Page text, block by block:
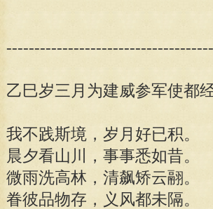
乙巳岁三月为建威参军使都
我不践斯境，岁月好已积。
晨夕看山川，事事悉如昔。
微雨洗高林，清飙矫云翮。
眷彼品物存，义风都未隔。